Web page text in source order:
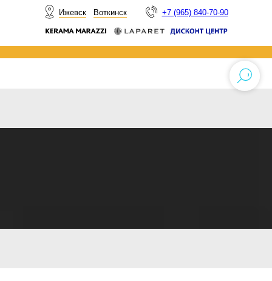
+7 (965) 840-70-90
Ижевск Воткинск